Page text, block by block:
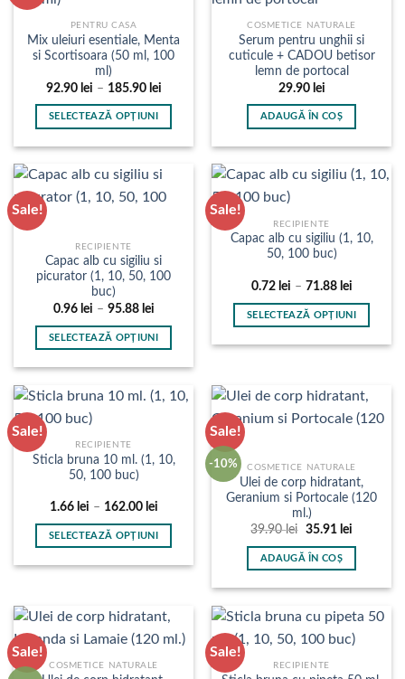
Opțiunile
pot
fi
alese
în
pagina
produsului.
Opțiunile
pot
fi
alese
în
pagina
produsului.
PENTRU CASA
Mix uleiuri esentiale, Menta
si Scortisoara (50 ml, 100
ml)
92.90 lei – 185.90 leiInterval
la
SELECTEAZĂ OPȚIUNI
are
mai
Opțiunile
pot
fi
alese
în
pagina
produsului.
COSMETICE NATURALE
Serum pentru unghii si
cuticule + CADOU betisor
lemn de portocal
29.90 lei
ADAUGĂ ÎN COȘ
Sale!
RECIPIENTE
Capac alb cu sigiliu si
picurator (1, 10, 50, 100
buc)
0.96 lei – 95.88 leiInterval
prețuri:
0.96 lei
la
SELECTEAZĂ OPȚIUNI
are
variații.
Opțiunile
fi
alese
în
pagina
Sale!
RECIPIENTE
Capac alb cu sigiliu (1, 10,
50, 100 buc)
0.72 lei – 71.88 leiInterval
prețuri:
0.72 lei
la
SELECTEAZĂ OPȚIUNI
mai
multe
pot
fi
alese
în
pagina
produsului.
Sale!
RECIPIENTE
Sticla bruna 10 ml. (1, 10,
50, 100 buc)
1.66 lei – 162.00 leiInterval
prețuri:
1.66 lei
la
SELECTEAZĂ OPȚIUNI
mai
multe
Opțiunile
Sale!
-10% COSMETICE NATURALE
Ulei de corp hidratant,
Geranium si Portocale (120
ml.)
39.90lei
Prețul
a
fost:
35.91 leiPrețul
ADAUGĂ ÎN COȘ
Sale!
COSMETICE NATURALE
Sale!
RECIPIENTE